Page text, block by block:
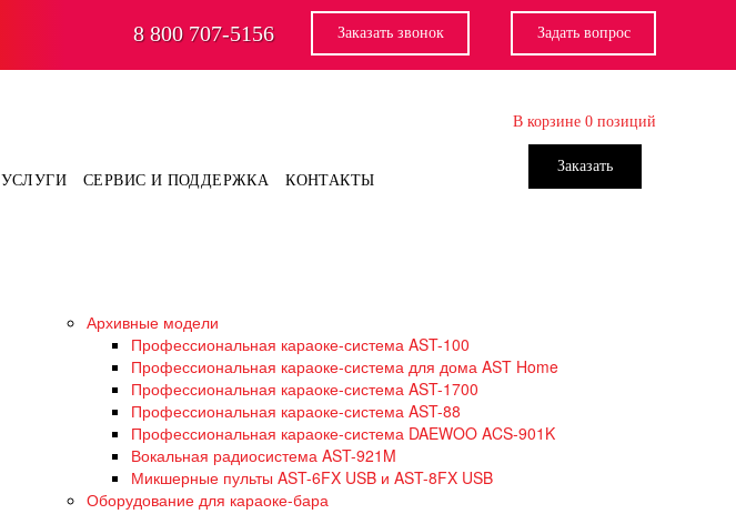
8 800 707-5156 Заказать звонок Задать вопрос
УСЛУГИ СЕРВИС И ПОДДЕРЖКА КОНТАКТЫ
В корзине 0 позиций
Заказать
Архивные модели
Профессиональная караоке-система AST-100
Профессиональная караоке-система для дома AST Home
Профессиональная караоке-система AST-1700
Профессиональная караоке-система AST-88
Профессиональная караоке-система DAEWOO ACS-901K
Вокальная радиосистема AST-921M
Микшерные пульты AST-6FX USB и AST-8FX USB
Оборудование для караоке-бара